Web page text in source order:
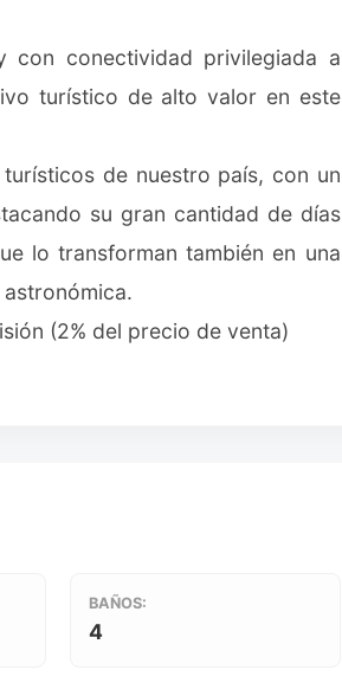
con conectividad privilegiada a
turístico de alto valor en este
de nuestro país, con un
su gran cantidad de días
lo transforman también en una
(2% del precio de venta)
BAÑOS:
4